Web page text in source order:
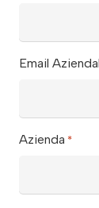
Email
Azienda *